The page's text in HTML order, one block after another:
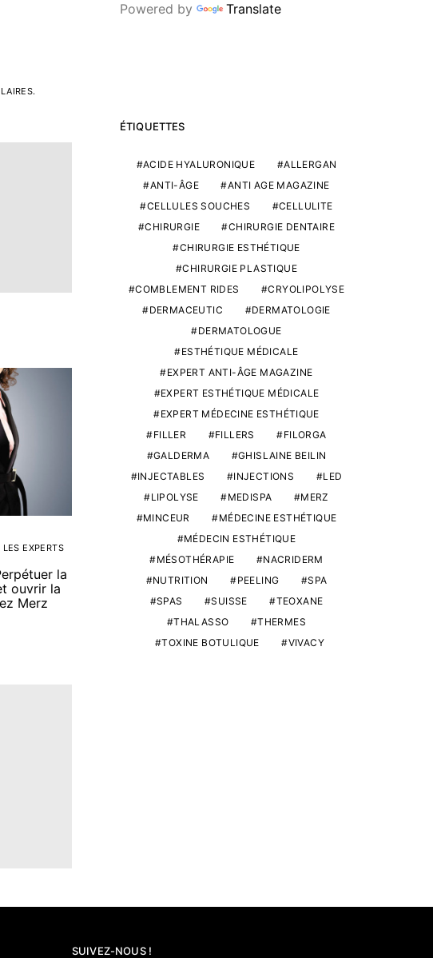
LES EXPERTS
la
ouvrir la
Merz
Dr Sydney Ohana, le chirurgien
de l’âme
proximité : Le
Powered by Translate
ÉTIQUETTES
ACIDE HYALURONIQUE
ALLERGAN
ANTI-ÂGE
ANTI AGE MAGAZINE
CELLULES SOUCHES
CELLULITE
CHIRURGIE
CHIRURGIE DENTAIRE
CHIRURGIE ESTHÉTIQUE
CHIRURGIE PLASTIQUE
COMBLEMENT RIDES
CRYOLIPOLYSE
DERMACEUTIC
DERMATOLOGIE
DERMATOLOGUE
ESTHÉTIQUE MÉDICALE
EXPERT ANTI-ÂGE MAGAZINE
EXPERT ESTHÉTIQUE MÉDICALE
EXPERT MÉDECINE ESTHÉTIQUE
FILLER
FILLERS
FILORGA
GALDERMA
GHISLAINE BEILIN
INJECTABLES
INJECTIONS
LED
LIPOLYSE
MEDISPA
MERZ
MINCEUR
MÉDECINE ESTHÉTIQUE
MÉDECIN ESTHÉTIQUE
MÉSOTHÉRAPIE
NACRIDERM
NUTRITION
PEELING
SPA
SPAS
SUISSE
TEOXANE
THALASSO
THERMES
TOXINE BOTULIQUE
VIVACY
SUIVEZ-NOUS !